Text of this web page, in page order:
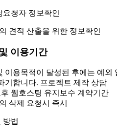
요청자 정보확인
견적 산출을 위한 정보확인
이용기간
이용목적이 달성된 후에는 예외
기합니다. 프로젝트 제작 상담
웹호스팅 유지보수 계약기간
삭제 요청시 즉시
방법